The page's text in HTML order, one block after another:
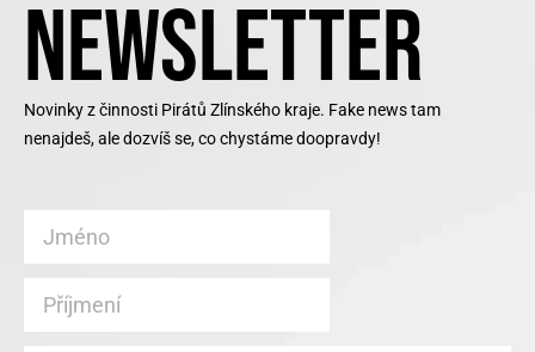
NEWSLETTER
Novinky z činnosti Pirátů Zlínského kraje. Fake news tam
nenajdeš, ale dozvíš se, co chystáme doopravdy!